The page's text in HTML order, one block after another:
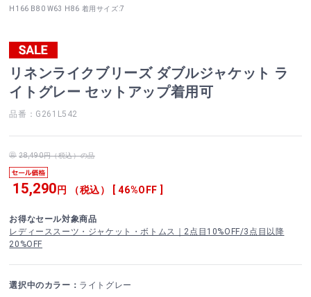
H166 B80 W63 H86 着用サイズ:7
リネンライクブリーズ ダブルジャケット ラ
イトグレー セットアップ着用可
品番：G261L542
28,490円（税込）の品
15,290 円 （税込） [ 46%OFF ]
お得なセール対象商品
レディーススーツ・ジャケット・ボトムス｜2点目10%OFF/3点目以降
20%OFF
選択中のカラー： ライトグレー